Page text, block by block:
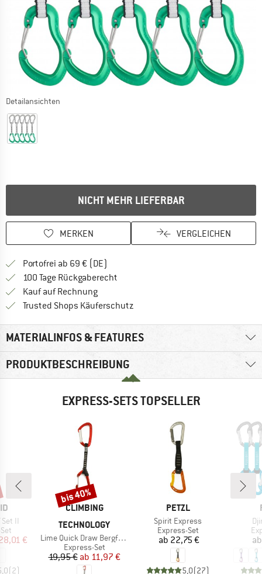
Detailansichten
NICHT MEHR LIEFERBAR
MERKEN VERGLEICHEN
Portofrei ab 69 € (DE)
100 Tage Rückgaberecht
Kauf auf RechnungFinde die Zahlungs-Infos hier! Öffnet
Trusted Shops Käuferschutz
MATERIALINFOS & FEATURES
PRODUKTBESCHREIBUNG
EXPRESS-SETS TOPSELLER
II
Preis
€
(2)
MARKE
CLIMBING
TECHNOLOGY
Artikel
Lime Quick Draw Bergfreunde Edition
Produktgruppe
Express-Set
Preis
19,95 € reduzierter Preis
ab 11,97 €
Rabatt
bis 40%
MARKE
PETZL
Artikel
Spirit Express
Produktgruppe
Express-Set
Preis
ab 22,75 €
5,0(27)
ab